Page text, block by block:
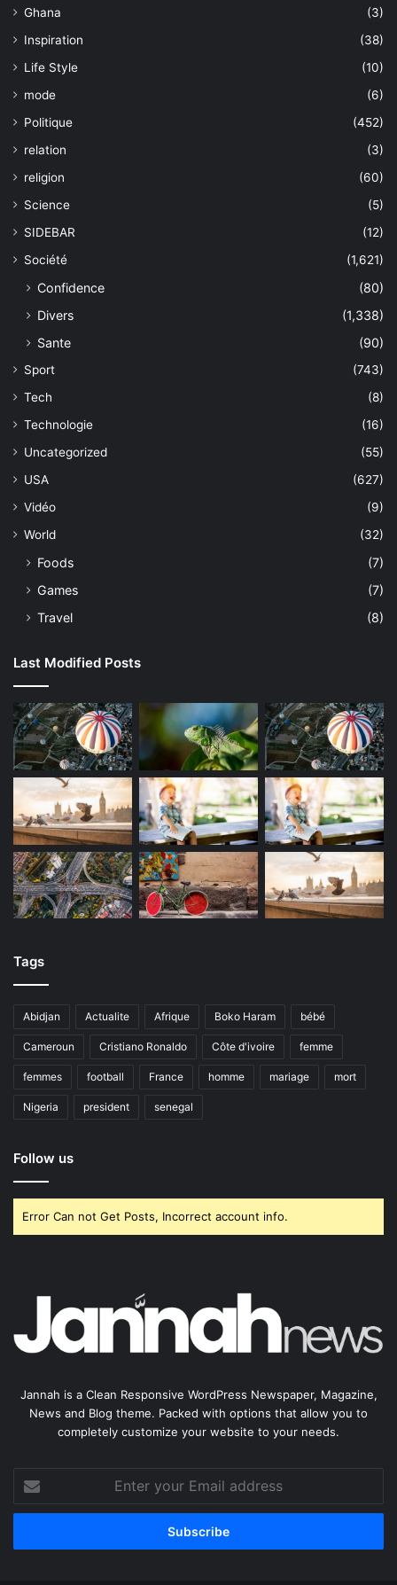
Ghana
(3)
Inspiration
(38)
Life Style
(10)
mode
(6)
Politique
(452)
relation
(3)
religion
(60)
Science
(5)
SIDEBAR
(12)
Société
(1,621)
Confidence
(80)
Divers
(1,338)
Sante
(90)
Sport
(743)
Tech
(8)
Technologie
(16)
Uncategorized
(55)
USA
(627)
Vidéo
(9)
World
(32)
Foods
(7)
Games
(7)
Travel
(8)
Last Modified Posts
Tags
Abidjan Actualite Afrique Boko Haram bébé
Cameroun Cristiano Ronaldo Côte d'ivoire femme
femmes football France homme mariage mort
Nigeria president senegal
Follow us
Error Can not Get Posts, Incorrect account info.
Jannah is a Clean Responsive WordPress Newspaper, Magazine,
News and Blog theme. Packed with options that allow you to
completely customize your website to your needs.
your
Email